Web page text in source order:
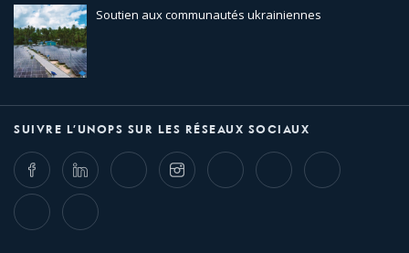
Soutien aux communautés ukrainiennes
SUIVRE L’UNOPS SUR LES RÉSEAUX SOCIAUX
FacebookLinkedIn Twitter InstagramWhatsappBluesky Threads
TikTok Flickr